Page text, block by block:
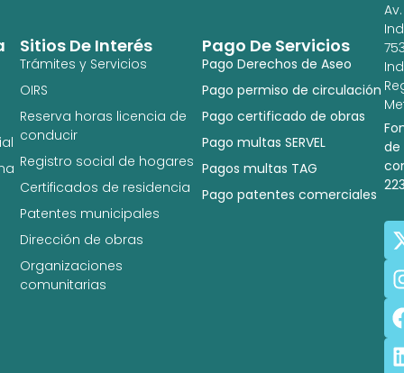
Pago De Servicios
Pago Derechos de Aseo
Pago permiso de circulación
Pago certificado de obras
Pago multas SERVEL
Pagos multas TAG
Pago patentes comerciales
Sitios De Interés
Trámites y Servicios
OIRS
Reserva horas licencia de
conducir
Registro social de hogares
Certificados de residencia
Patentes municipales
Dirección de obras
Organizaciones
comunitarias
Av.
de